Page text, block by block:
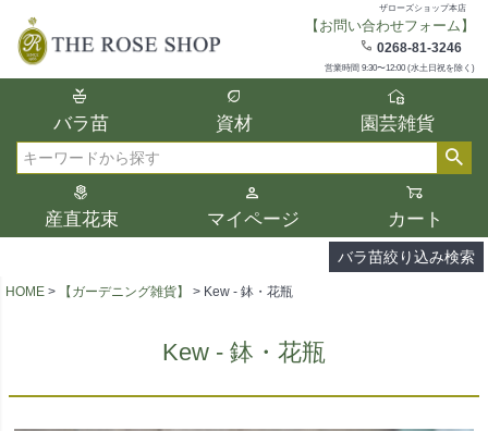
ザローズショップ本店
【お問い合わせフォーム】
0268-81-3246
営業時間 9:30〜12:00 (水土日祝を除く)
バラ苗 資材 園芸雑貨
産直花束 マイページ カート
バラ苗絞り込み検索
在庫
在庫ありのみ表示
検索
複数の条件を選択して絞り込み検索が可能
選択した項目全てに該当する品種のみ検索
結果に表示されます。
タイプ、カラー、ブランドなどは1つずつ選
択してください。
HOME 【ガーデニング雑貨】 Kew - 鉢・花瓶
Kew - 鉢・花瓶